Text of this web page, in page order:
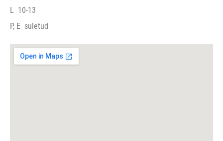
L 10-13
P, E suletud